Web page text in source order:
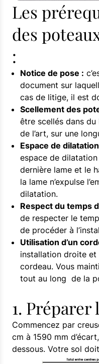
Les
des
:
Notice de pose :
document sur
cas de litige, il est
Scellement des
être scellés dans
de l’art, sur une
Espace de
espace de
dernière lame et le
la lame n’expulse
dilatation.
Respect du temps
de respecter le
de procéder à
Utilisation d’un
installation droite et
cordeau. Vous
tout au long de la
1.
Commencez par
cm à 1590 mm
dessous. Votre sol